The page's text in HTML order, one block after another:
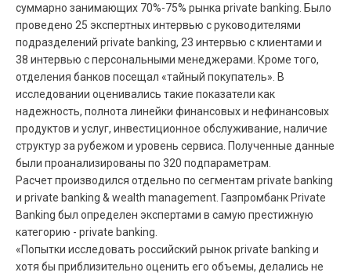
суммарно занимающих 70%-75% рынка private banking. Было
проведено 25 экспертных интервью с руководителями
подразделений private banking, 23 интервью с клиентами и
38 интервью с персональными менеджерами. Кроме того,
отделения банков посещал «тайный покупатель». В
исследовании оценивались такие показатели как
надежность, полнота линейки финансовых и нефинансовых
продуктов и услуг, инвестиционное обслуживание, наличие
структур за рубежом и уровень сервиса. Полученные данные
были проанализированы по 320 подпараметрам.
Расчет производился отдельно по сегментам private banking
и private banking & wealth management. Газпромбанк Private
Banking был определен экспертами в самую престижную
категорию - private banking.
«Попытки исследовать российский рынок private banking и
хотя бы приблизительно оценить его объемы, делались не